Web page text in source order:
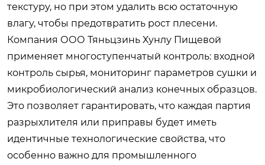
текстуру, но при этом удалить всю остаточную
влагу, чтобы предотвратить рост плесени.
Компания ООО Тяньцзинь Хунлу Пищевой
применяет многоступенчатый контроль: входной
контроль сырья, мониторинг параметров сушки и
микробиологический анализ конечных образцов.
Это позволяет гарантировать, что каждая партия
разрыхлителя или приправы будет иметь
идентичные технологические свойства, что
особенно важно для промышленного